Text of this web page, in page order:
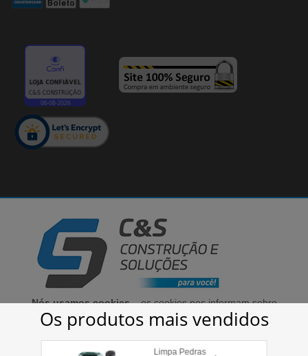
Cirino & Samara Comércio de Materiais Para Construção LTDA - 03.340.442/0001-75
© 2020 | Todos os direitos reservados
Nós usamos cookies– os cookies nos informam sobre
seu comportamento enquanto utiliza nosso site, para
que possamos melhorar a sua experiência, bem como